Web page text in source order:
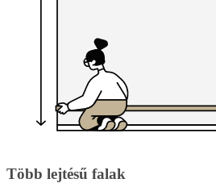
Több lejtésű falak